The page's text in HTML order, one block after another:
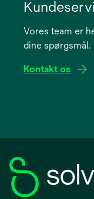
newVores team er
dine spørgsmål.
Kontakt os